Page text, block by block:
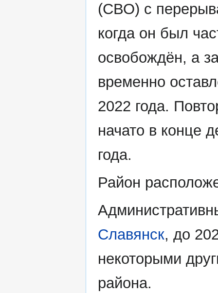
(СВО) с
когда он был
освобождён, а
временно
2022 года.
начато в конце
года.
Район
Славянск, до
некоторыми
района.